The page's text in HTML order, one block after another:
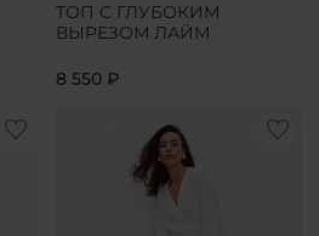
ТОП С ГЛУБОКИМ
ВЫРЕЗОМ ЛАЙМ
8 550 ₽